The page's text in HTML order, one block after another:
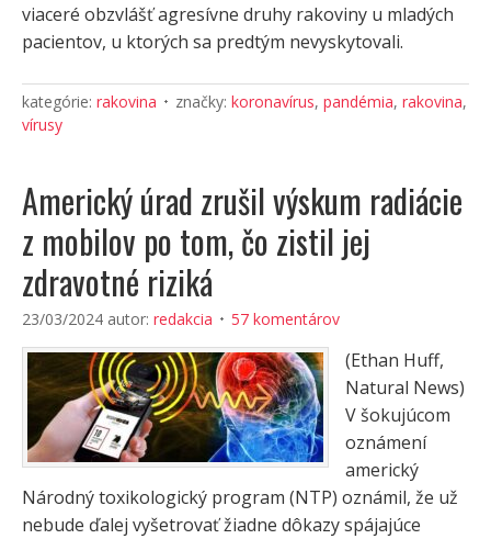
viaceré obzvlášť agresívne druhy rakoviny u mladých
pacientov, u ktorých sa predtým nevyskytovali.
kategórie: rakovina značky: koronavírus, pandémia, rakovina,
vírusy
Americký úrad zrušil výskum radiácie
z mobilov po tom, čo zistil jej
zdravotné riziká
23/03/2024 autor: redakcia 57 komentárov
(Ethan Huff,
Natural News)
V šokujúcom
oznámení
americký
Národný toxikologický program (NTP) oznámil, že už
nebude ďalej vyšetrovať žiadne dôkazy spájajúce